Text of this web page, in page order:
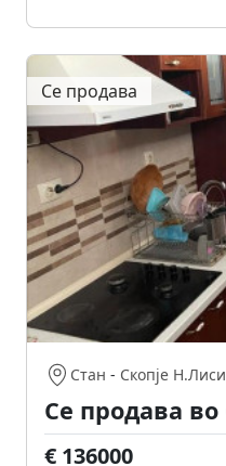
Се продава
Стан - Скопје
Се продава во
€ 136000